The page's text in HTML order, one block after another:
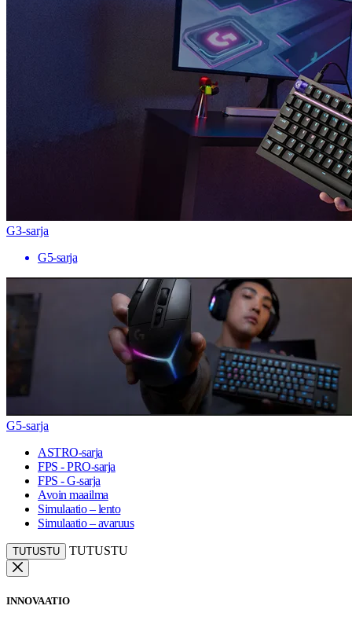
G3-sarja
G5-sarja
G5-sarja
ASTRO-sarja
FPS - PRO-sarja
FPS - G-sarja
Avoin maailma
Simulaatio – lento
Simulaatio – avaruus
TUTUSTU TUTUSTU
INNOVAATIO